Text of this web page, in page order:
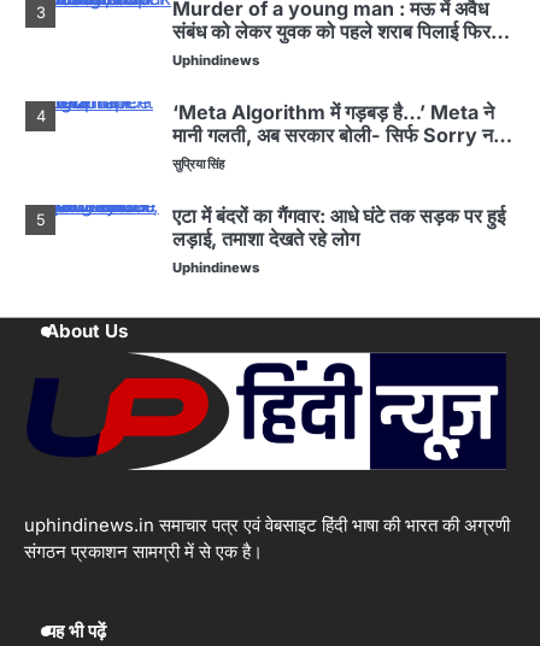
3
Murder of a young man : मऊ में अवैध
संबंध को लेकर युवक को पहले शराब पिलाई फिर
पीट-पीटकर मार डाला
Uphindinews
4
‘Meta Algorithm में गड़बड़ है…’ Meta ने
मानी गलती, अब सरकार बोली- सिर्फ Sorry नहीं,
पूरा हिसाब दो
सुप्रिया सिंह
5
एटा में बंदरों का गैंगवार: आधे घंटे तक सड़क पर हुई
लड़ाई, तमाशा देखते रहे लोग
Uphindinews
1
EightDeaths : हिमाचल प्रदेश में चंबा जिले में
घायल
Uphindinews
IndustrialDevelopment : रायबरेली में
बनेगा प्रदेश का सबसे बड़ा औद्योगिक क्षेत्र, ढाई
लाख लोगों को मिलेगी
Uphindinews
3
Murder of a young man : मऊ में अवैध
संबंध को लेकर युवक को पहले शराब पिलाई फिर
4
About Us
uphindinews.in समाचार पत्र एवं वेबसाइट हिंदी भाषा की भारत की अग्रणी
संगठन प्रकाशन सामग्री में से एक है।
यह भी पढ़ें